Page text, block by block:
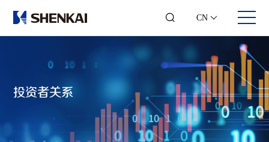
CN
关于我们 业务领域
井口采油
投资者关系
股票信息
可视化年报
人才发展
合伙人时代
团队风采
投资者关系